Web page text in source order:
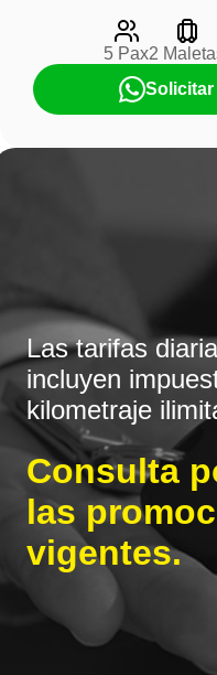
5 Pax2
Las tarifas
incluyen
kilometraje
Consulta
las
vigentes.